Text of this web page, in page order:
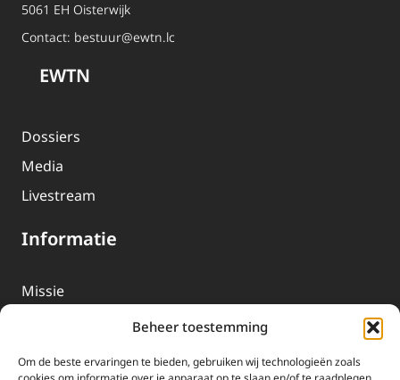
Beheer toestemming
Om de beste ervaringen te bieden, gebruiken wij technologieën zoals
5061 EH Oisterwijk
Contact: bestuur@ewtn.lc
EWTN
Dossiers
Media
Livestream
Informatie
Missie